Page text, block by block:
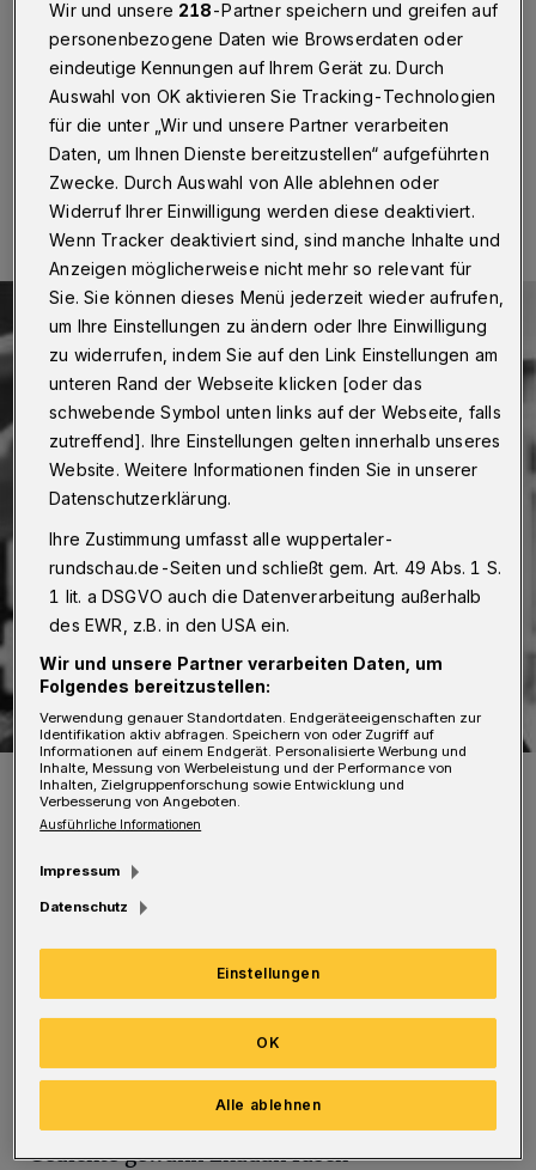
ukrainischen Literatur", kommt in die Elberfelder City-
Kirche: Am Mittwoch (4. Februar 2015) liest er — und
diskutiert mit Von der Heydt-Preisträger Michael Zeller.
27.01.2015 , 15:51 Uhr Eine Minute Lesezeit
Der 40-jährige ukrainische Schriftsteller Serhij Zhadan liest live —
auf Einladung des Vereins „Literaturhaus Wuppertal“.
Foto: Getman/Suhrkamp-Verlag
Mit seinen 40 Jahren gehört Serhij Zhadan zu
Ukraine. Bei Straßenkämpfen in Charkiv
wurde er im Sommer 2014 am Kopf verletzt
und musste ins Krankenhaus. Durch frühe
Gedichte gewann Zhadan rasch
Wir und unsere 218-Partner speichern und greifen auf
personenbezogene Daten wie Browserdaten oder
eindeutige Kennungen auf Ihrem Gerät zu. Durch
Auswahl von OK aktivieren Sie Tracking-Technologien
für die unter „Wir und unsere Partner verarbeiten
Daten, um Ihnen Dienste bereitzustellen“ aufgeführten
Zwecke. Durch Auswahl von Alle ablehnen oder
Widerruf Ihrer Einwilligung werden diese deaktiviert.
Wenn Tracker deaktiviert sind, sind manche Inhalte und
Anzeigen möglicherweise nicht mehr so relevant für
Sie. Sie können dieses Menü jederzeit wieder aufrufen,
um Ihre Einstellungen zu ändern oder Ihre Einwilligung
zu widerrufen, indem Sie auf den Link Einstellungen am
unteren Rand der Webseite klicken [oder das
schwebende Symbol unten links auf der Webseite, falls
zutreffend]. Ihre Einstellungen gelten innerhalb unseres
Website. Weitere Informationen finden Sie in unserer
Datenschutzerklärung.
Ihre Zustimmung umfasst alle wuppertaler-
rundschau.de-Seiten und schließt gem. Art. 49 Abs. 1 S.
1 lit. a DSGVO auch die Datenverarbeitung außerhalb
des EWR, z.B. in den USA ein.
Wir und unsere Partner verarbeiten Daten, um
Folgendes bereitzustellen:
Verwendung genauer Standortdaten. Endgeräteeigenschaften zur
Identifikation aktiv abfragen. Speichern von oder Zugriff auf
Informationen auf einem Endgerät. Personalisierte Werbung und
Inhalte, Messung von Werbeleistung und der Performance von
Inhalten, Zielgruppenforschung sowie Entwicklung und
Verbesserung von Angeboten.
Ausführliche Informationen
Impressum
Datenschutz
Einstellungen
Alle ablehnen
OK